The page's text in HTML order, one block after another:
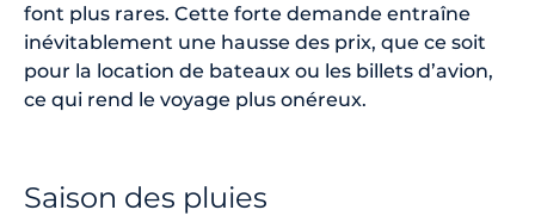
font plus rares. Cette forte demande entraîne
inévitablement une hausse des prix, que ce soit
pour la location de bateaux ou les billets d’avion,
ce qui rend le voyage plus onéreux.
Saison des pluies